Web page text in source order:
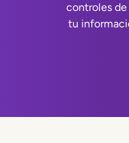
controles
tu